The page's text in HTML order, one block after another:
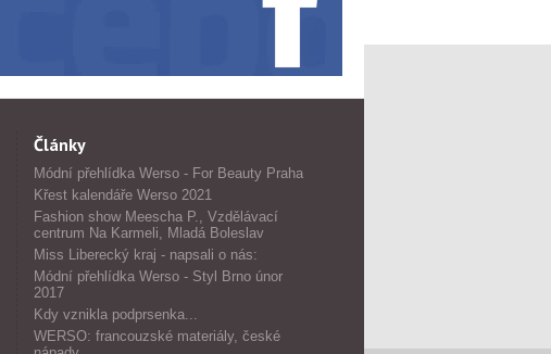
Články
Módní přehlídka Werso - For Beauty Praha
Křest kalendáře Werso 2021
Fashion show Meescha P., Vzdělávací
centrum Na Karmeli, Mladá Boleslav
Miss Liberecký kraj - napsali o nás:
Módní přehlídka Werso - Styl Brno únor
2017
Kdy vznikla podprsenka...
WERSO: francouzské materiály, české